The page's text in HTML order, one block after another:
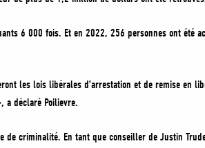
6 000 fois. Et en 2022, 256 personnes ont été
les lois libérales d’arrestation et de remise en
a déclaré Poilievre.
de criminalité. En tant que conseiller de Justin